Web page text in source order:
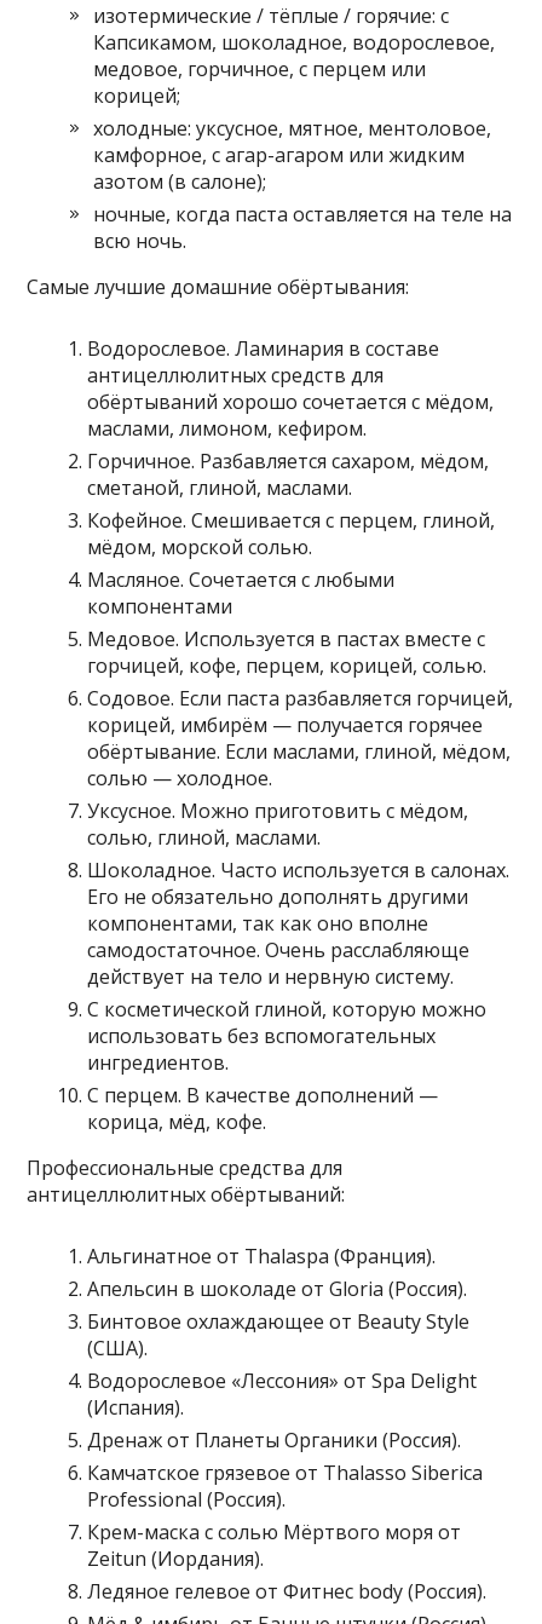
изотермические / тёплые / горячие: с
Капсикамом, шоколадное, водорослевое,
медовое, горчичное, с перцем или
корицей;
холодные: уксусное, мятное, ментоловое,
камфорное, с агар-агаром или жидким
азотом (в салоне);
ночные, когда паста оставляется на теле на
всю ночь.
Самые лучшие домашние обёртывания:
Водорослевое. Ламинария в составе
антицеллюлитных средств для
обёртываний хорошо сочетается с мёдом,
маслами, лимоном, кефиром.
Горчичное. Разбавляется сахаром, мёдом,
сметаной, глиной, маслами.
Кофейное. Смешивается с перцем, глиной,
мёдом, морской солью.
Масляное. Сочетается с любыми
компонентами
Медовое. Используется в пастах вместе с
горчицей, кофе, перцем, корицей, солью.
Содовое. Если паста разбавляется горчицей,
корицей, имбирём — получается горячее
обёртывание. Если маслами, глиной, мёдом,
солью — холодное.
Уксусное. Можно приготовить с мёдом,
солью, глиной, маслами.
Шоколадное. Часто используется в салонах.
Его не обязательно дополнять другими
компонентами, так как оно вполне
самодостаточное. Очень расслабляюще
действует на тело и нервную систему.
С косметической глиной, которую можно
использовать без вспомогательных
ингредиентов.
С перцем. В качестве дополнений —
корица, мёд, кофе.
Профессиональные средства для
антицеллюлитных обёртываний:
Альгинатное от Thalaspa (Франция).
Апельсин в шоколаде от Gloria (Россия).
Бинтовое охлаждающее от Beauty Style
(США).
Водорослевое «Лессония» от Spa Delight
(Испания).
Дренаж от Планеты Органики (Россия).
Камчатское грязевое от Thalasso Siberica
Professional (Россия).
Крем-маска с солью Мёртвого моря от
Zeitun (Иордания).
Ледяное гелевое от Фитнес body (Россия).